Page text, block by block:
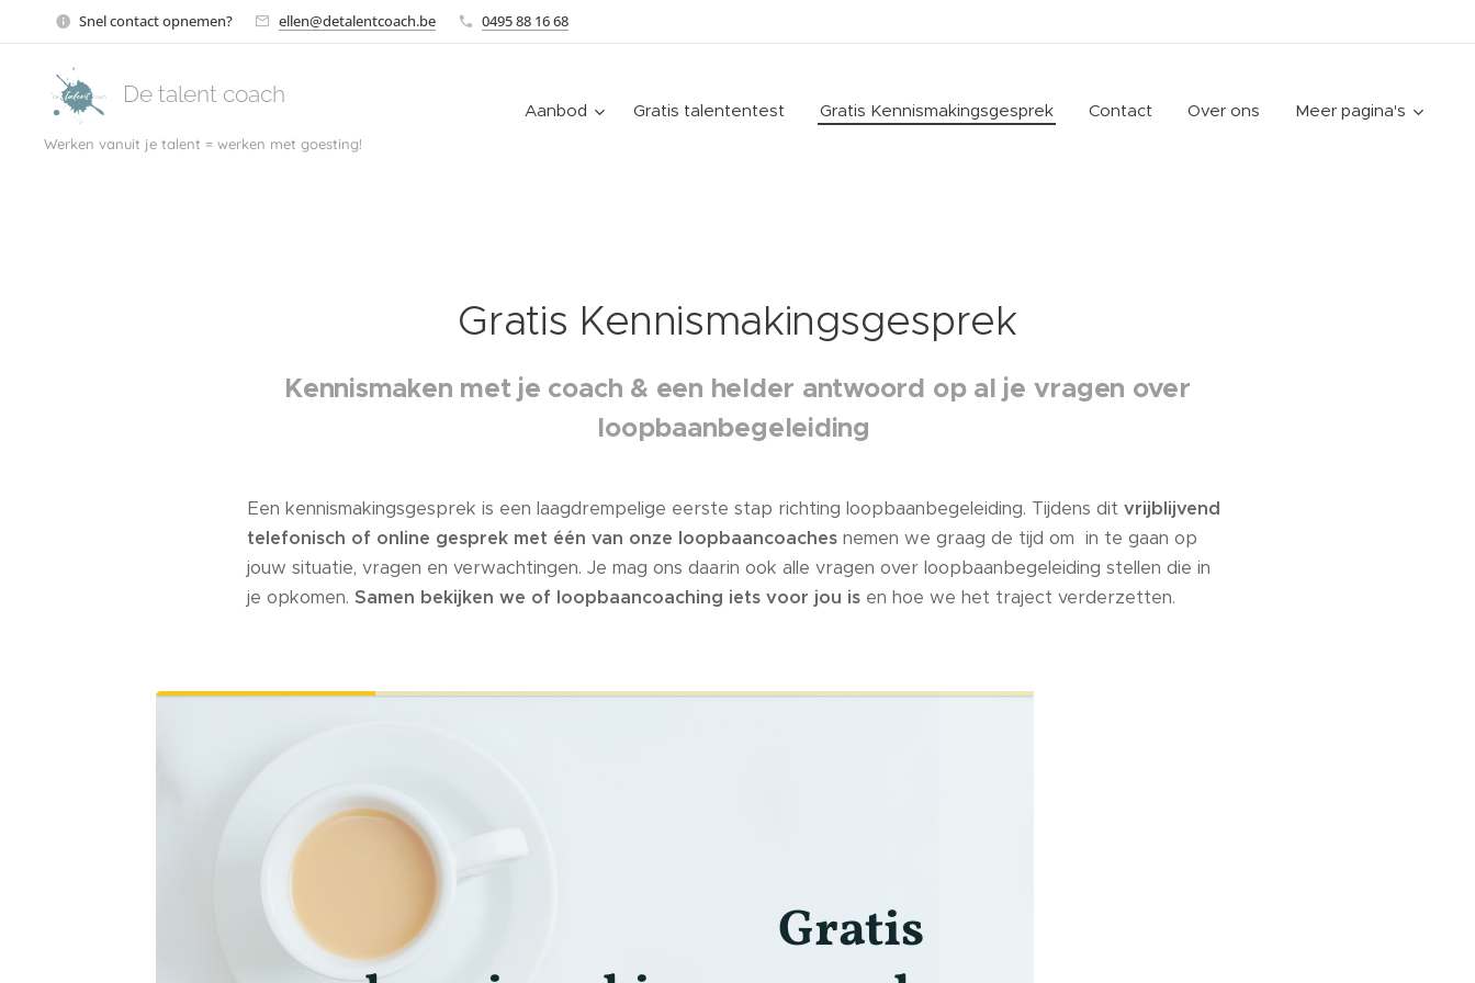
Snel contact opnemen? ellen@detalentcoach.be 0495 88 16 68
De talent coach
Werken vanuit je talent = werken met goesting!
Aanbod Gratis talententest Gratis Kennismakingsgesprek Contact Over ons Meer pagina's
Gratis Kennismakingsgesprek
Kennismaken met je coach & een helder antwoord op al je vragen over
loopbaanbegeleiding
Een kennismakingsgesprek is een laagdrempelige eerste stap richting loopbaanbegeleiding. Tijdens dit vrijblijvend
telefonisch of online gesprek met één van onze loopbaancoachesnemen we graag de tijd om in te gaan op
jouw situatie, vragen en verwachtingen. Je mag ons daarin ook alle vragen over loopbaanbegeleiding stellen die in
je opkomen. Samen bekijken we of loopbaancoaching iets voor jou isen hoe we het traject verderzetten.